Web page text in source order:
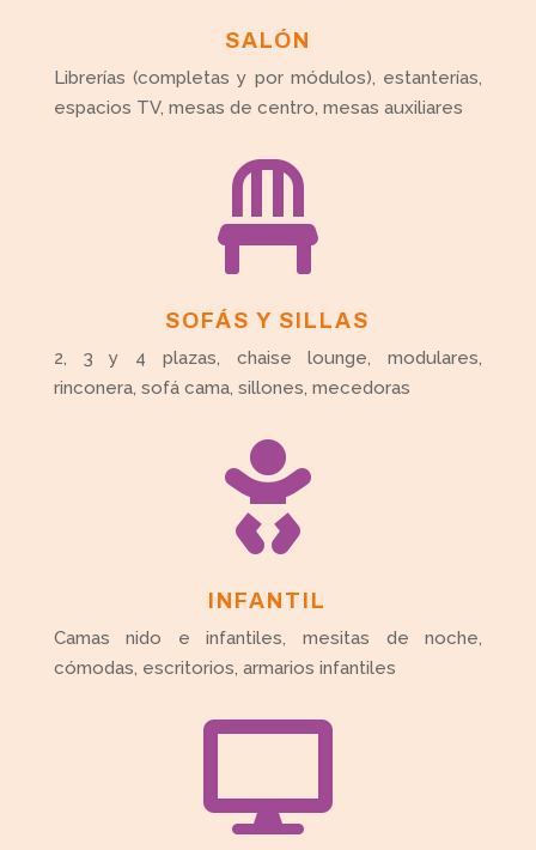
SALÓN
Librerías (completas y por módulos), estanterías,
espacios TV, mesas de centro, mesas auxiliares

SOFÁS Y SILLAS
2, 3 y 4 plazas, chaise lounge, modulares,
rinconera, sofá cama, sillones, mecedoras

INFANTIL
Camas nido e infantiles, mesitas de noche,
cómodas, escritorios, armarios infantiles
